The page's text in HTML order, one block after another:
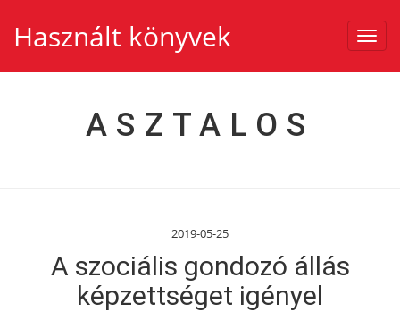
Használt könyvek
ASZTALOS
2019-05-25
A szociális gondozó állás
képzettséget igényel